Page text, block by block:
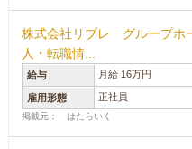
株式会社リブレ グループホ
人・転職情...
給与 月給 16万円
雇用形態 正社員
掲載元： はたらいく